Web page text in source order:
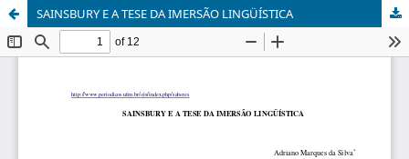
SAINSBURY E A TESE DA IMERSÃO LINGÜÍSTICA